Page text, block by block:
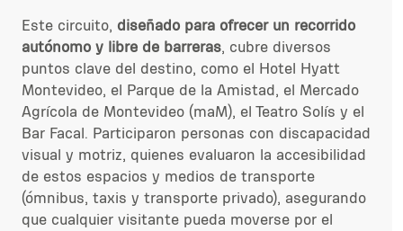
Este circuito, diseñado para ofrecer un recorrido
autónomo y libre de barreras, cubre diversos
puntos clave del destino, como el Hotel Hyatt
Montevideo, el Parque de la Amistad, el Mercado
Agrícola de Montevideo (maM), el Teatro Solís y el
Bar Facal. Participaron personas con discapacidad
visual y motriz, quienes evaluaron la accesibilidad
de estos espacios y medios de transporte
(ómnibus, taxis y transporte privado), asegurando
que cualquier visitante pueda moverse por el